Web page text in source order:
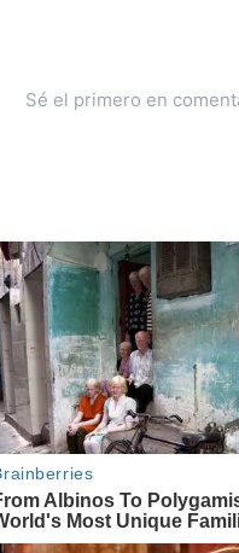
Sé el primero en